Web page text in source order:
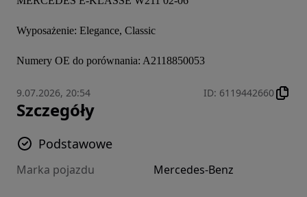
Wyposażenie: Elegance, Classic
Numery OE do porównania: A2118850053
9.07.2026, 20:54 ID: 6119442660
Szczegóły
Podstawowe
Marka pojazdu Mercedes-Benz